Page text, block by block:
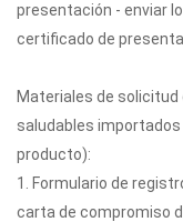
presentación - enviar
certificado de
Materiales de
saludables importados
producto):
1. Formulario de
carta de compromiso